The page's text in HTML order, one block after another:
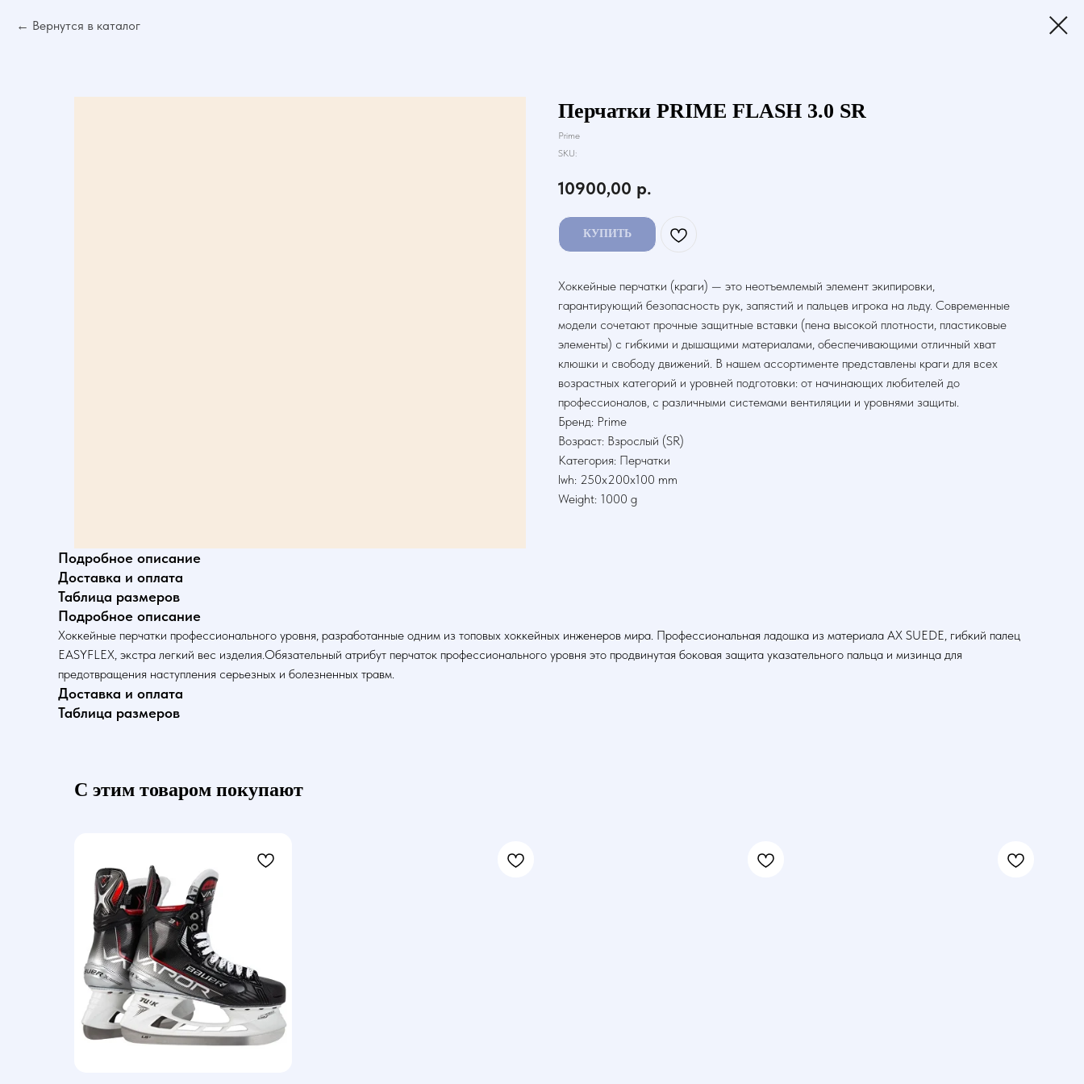
Вернутся в каталог
Перчатки PRIME FLASH 3.0 SR
Prime
SKU:
10900,00 р.
КУПИТЬ
Хоккейные перчатки (краги) — это неотъемлемый элемент экипировки,
гарантирующий безопасность рук, запястий и пальцев игрока на льду. Современные
модели сочетают прочные защитные вставки (пена высокой плотности, пластиковые
элементы) с гибкими и дышащими материалами, обеспечивающими отличный хват
клюшки и свободу движений. В нашем ассортименте представлены краги для всех
возрастных категорий и уровней подготовки: от начинающих любителей до
профессионалов, с различными системами вентиляции и уровнями защиты.
Бренд: Prime
Возраст: Взрослый (SR)
Категория: Перчатки
lwh: 250x200x100 mm
Weight: 1000 g
Подробное описание
Доставка и оплата
Таблица размеров
Подробное описание
Хоккейные перчатки профессионального уровня, разработанные одним из топовых хоккейных инженеров мира. Профессиональная ладошка из материала AX SUEDE, гибкий палец
EASYFLEX, экстра легкий вес изделия.Обязательный атрибут перчаток профессионального уровня это продвинутая боковая защита указательного пальца и мизинца для
предотвращения наступления серьезных и болезненных травм.
Доставка и оплата
Таблица размеров
С этим товаром покупают